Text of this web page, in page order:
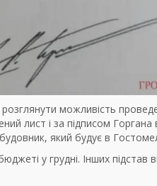
можливість
лист і за підписом
який будує в
у грудні. Інших підстав